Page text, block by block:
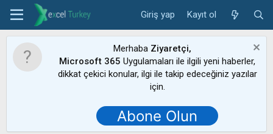
Giriş yap Kayıt ol
Merhaba Ziyaretçi,
Microsoft 365 Uygulamaları ile ilgili yeni haberler,
dikkat çekici konular, ilgi ile takip edeceğiniz yazılar
için.
Abone Olun